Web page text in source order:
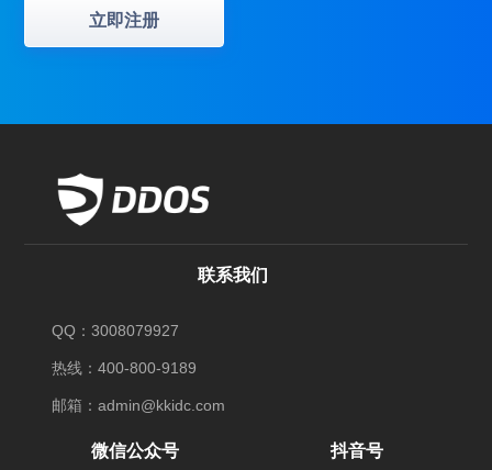
立即注册
联系我们
QQ：3008079927
热线：400-800-9189
邮箱：admin@kkidc.com
微信公众号 抖音号